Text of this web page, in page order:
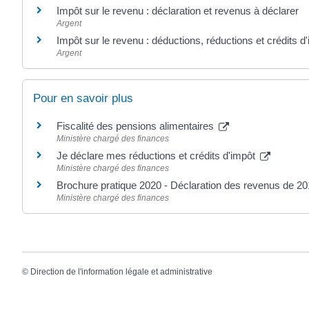
Impôt sur le revenu : déclaration et revenus à déclarer
Argent
Impôt sur le revenu : déductions, réductions et crédits
Argent
Pour en savoir plus
Fiscalité des pensions alimentaires
Ministère chargé des finances
Je déclare mes réductions et crédits d'impôt
Ministère chargé des finances
Brochure pratique 2020 - Déclaration des revenus de
Ministère chargé des finances
© Direction de l'information légale et administrative